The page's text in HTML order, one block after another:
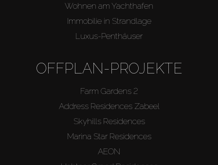
Wohnen am Yachthafen
Immobilie in Strandlage
Luxus-Penthäuser
OFFPLAN-PROJEKTE
Farm Gardens 2
Address Residences Zabeel
Skyhills Residences
Marina Star Residences
AEON